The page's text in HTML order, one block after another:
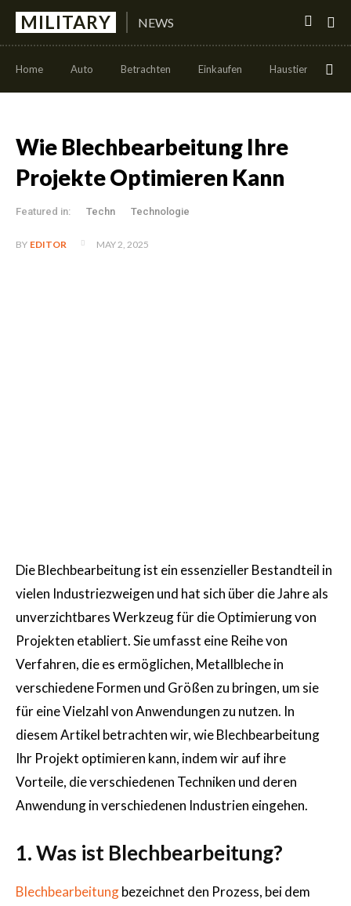
MILITARY NEWS
Home Auto Betrachten Einkaufen Haustier
Wie Blechbearbeitung Ihre
Projekte Optimieren Kann
Featured in: Techn Technologie
BY EDITOR MAY 2, 2025
Die Blechbearbeitung ist ein essenzieller Bestandteil in
vielen Industriezweigen und hat sich über die Jahre als
unverzichtbares Werkzeug für die Optimierung von
Projekten etabliert. Sie umfasst eine Reihe von
Verfahren, die es ermöglichen, Metallbleche in
verschiedene Formen und Größen zu bringen, um sie
für eine Vielzahl von Anwendungen zu nutzen. In
diesem Artikel betrachten wir, wie Blechbearbeitung
Ihr Projekt optimieren kann, indem wir auf ihre
Vorteile, die verschiedenen Techniken und deren
Anwendung in verschiedenen Industrien eingehen.
1. Was ist Blechbearbeitung?
Blechbearbeitungbezeichnet den Prozess, bei dem